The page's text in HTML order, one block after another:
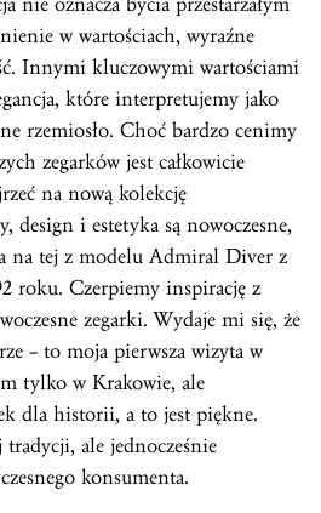
w wartościach, wyraźne
Innymi kluczowymi wartościami
które interpretujemy jako
rzemiosło. Choć bardzo cenimy
zegarków jest całkowicie
na nową kolekcję
design i estetyka są nowoczesne,
na tej z modelu Admiral Diver z
roku. Czerpiemy inspirację z
zegarki. Wydaje mi się, że
– to moja pierwsza wizyta w
tylko w Krakowie, ale
dla historii, a to jest piękne.
tradycji, ale jednocześnie
konsumenta.